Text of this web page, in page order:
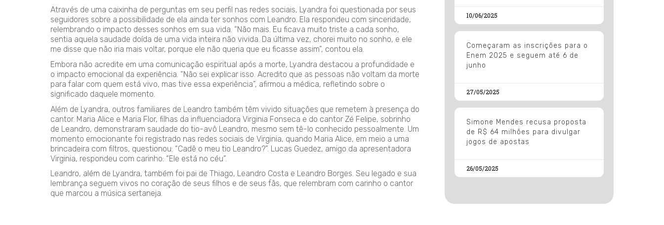
Através de uma caixinha de perguntas em seu perfil nas redes sociais, Lyandra foi questionada por seus
seguidores sobre a possibilidade de ela ainda ter sonhos com Leandro. Ela respondeu com sinceridade,
relembrando o impacto desses sonhos em sua vida. “Não mais. Eu ficava muito triste a cada sonho,
sentia aquela saudade doída de uma vida inteira não vivida. Da última vez, chorei muito no sonho, e ele
me disse que não iria mais voltar, porque ele não queria que eu ficasse assim”, contou ela.
Embora não acredite em uma comunicação espiritual após a morte, Lyandra destacou a profundidade e
o impacto emocional da experiência. “Não sei explicar isso. Acredito que as pessoas não voltam da morte
para falar com quem está vivo, mas tive essa experiência”, afirmou a médica, refletindo sobre o
significado daquele momento.
Além de Lyandra, outros familiares de Leandro também têm vivido situações que remetem à presença do
cantor. Maria Alice e Maria Flor, filhas da influenciadora Virginia Fonseca e do cantor Zé Felipe, sobrinho
de Leandro, demonstraram saudade do tio-avô Leandro, mesmo sem tê-lo conhecido pessoalmente. Um
momento emocionante foi registrado nas redes sociais de Virginia, quando Maria Alice, em meio a uma
brincadeira com filtros, questionou: “Cadê o meu tio Leandro?”. Lucas Guedez, amigo da apresentadora
Virginia, respondeu com carinho: “Ele está no céu”.
Leandro, além de Lyandra, também foi pai de Thiago, Leandro Costa e Leandro Borges. Seu legado e sua
lembrança seguem vivos no coração de seus filhos e de seus fãs, que relembram com carinho o cantor
que marcou a música sertaneja.
10/06/2025
Começaram as inscrições para o
Enem 2025 e seguem até 6 de
junho
27/05/2025
Simone Mendes recusa proposta
de R$ 64 milhões para divulgar
jogos de apostas
26/05/2025